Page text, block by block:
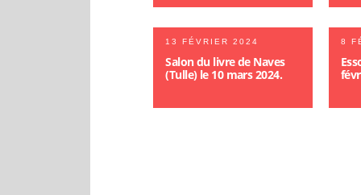
13 FÉVRIER 2024
Salon du livre de Naves
(Tulle) le 10 mars 2024.
8